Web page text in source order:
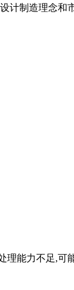
计制造理念和
理能力不足,可